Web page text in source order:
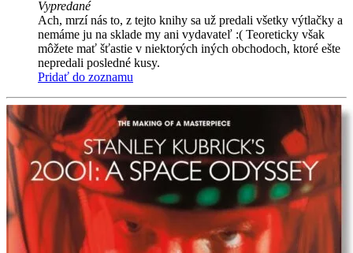
Vypredané
Ach, mrzí nás to, z tejto knihy sa už predali všetky výtlačky a
nemáme ju na sklade my ani vydavateľ :( Teoreticky však
môžete mať šťastie v niektorých iných obchodoch, ktoré ešte
nepredali posledné kusy.
Pridať do zoznamu